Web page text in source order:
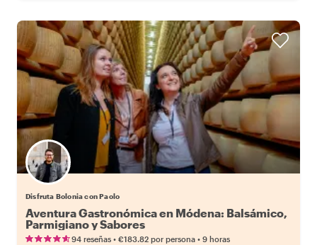
Disfruta Bolonia con Paolo
Aventura Gastronómica en Módena: Balsámico,
Parmigiano y Sabores
94 reseñas • €183.82 por persona • 9 horas